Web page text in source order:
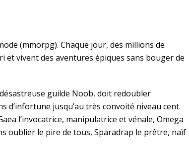
(mmorpg). Chaque jour, des millions de
et vivent des aventures épiques sans bouger de
guilde Noob, doit redoubler
d’infortune jusqu’au très convoité niveau cent.
l’invocatrice, manipulatrice et vénale, Omega
oublier le pire de tous, Sparadrap le prêtre, naïf